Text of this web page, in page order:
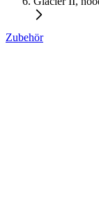
Zubehör